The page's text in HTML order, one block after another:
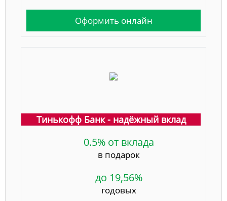
Оформить онлайн
Тинькофф Банк - надёжный вклад
0.5% от вклада
в подарок
до 19,56%
годовых